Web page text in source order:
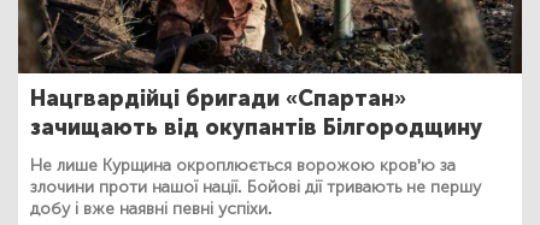
Нацгвардійці бригади «Спартан»
зачищають від окупантів Білгородщину
Не лише Курщина окроплюється ворожою кров'ю за
злочини проти нашої нації. Бойові дії тривають не першу
добу і вже наявні певні успіхи.